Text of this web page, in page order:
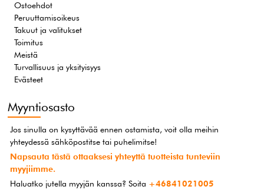
Ostoehdot
Peruuttamisoikeus
Takuut ja valitukset
Toimitus
Meistä
Turvallisuus ja yksityisyys
Evästeet
Myyntiosasto
Jos sinulla on kysyttävää ennen ostamista, voit olla meihin
yhteydessä sähköpostitse tai puhelimitse!
Napsauta tästä ottaaksesi yhteyttä tuotteista tunteviin
myyjiimme.
Haluatko jutella myyjän kanssa? Soita +46841021005